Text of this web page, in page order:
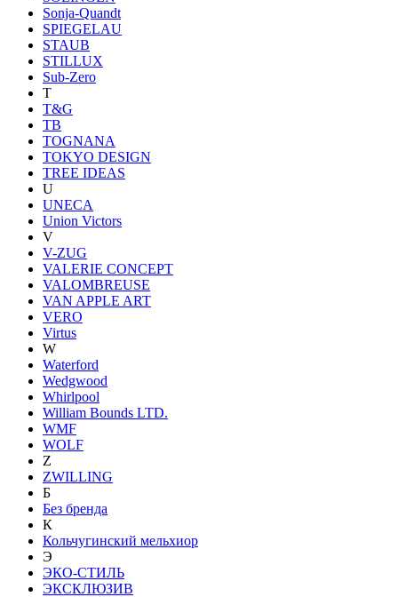
Sonja-Quandt
SPIEGELAU
STAUB
STILLUX
Sub-Zero
T
T&G
TB
TOGNANA
TOKYO DESIGN
TREE IDEAS
U
UNECA
Union Victors
V
V-ZUG
VALERIE CONCEPT
VALOMBREUSE
VAN APPLE ART
VERO
Virtus
W
Waterford
Wedgwood
Whirlpool
William Bounds LTD.
WMF
WOLF
Z
ZWILLING
Б
Без бренда
К
Кольчугинский мельхиор
Э
ЭКО-СТИЛЬ
ЭКСКЛЮЗИВ